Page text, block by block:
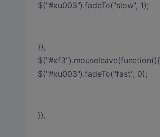
$("#xu003").fadeTo("slow", 1);
});
$("#xf3").mouseleave(function(){
$("#xu003").fadeTo("fast", 0);
});